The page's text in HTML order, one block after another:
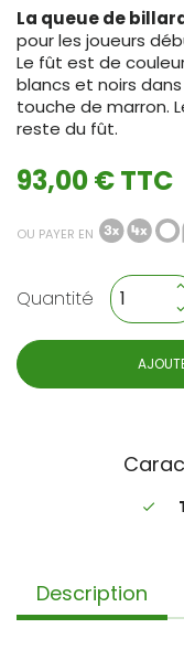
La queue de
pour les joueurs
Le fût est de
blancs et noirs
touche de marron.
reste du fût.
93,00 € TTC
OU PAYER EN
Quantité
done
Description